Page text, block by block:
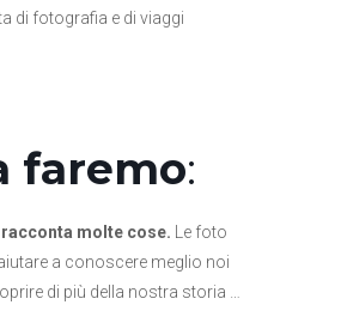
di fotografia e di viaggi
faremo:
molte cose. Le foto
a conoscere meglio noi
di più della nostra storia …